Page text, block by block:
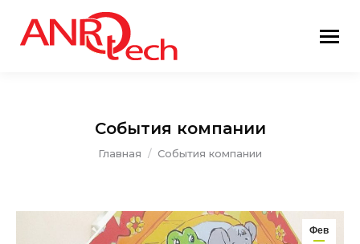
События компании
Вы здесь:
Главная События компании
Фев